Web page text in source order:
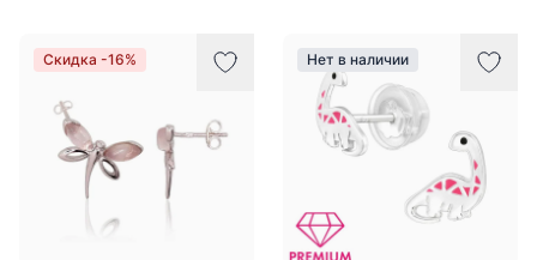
Скидка -16% Нет в наличии